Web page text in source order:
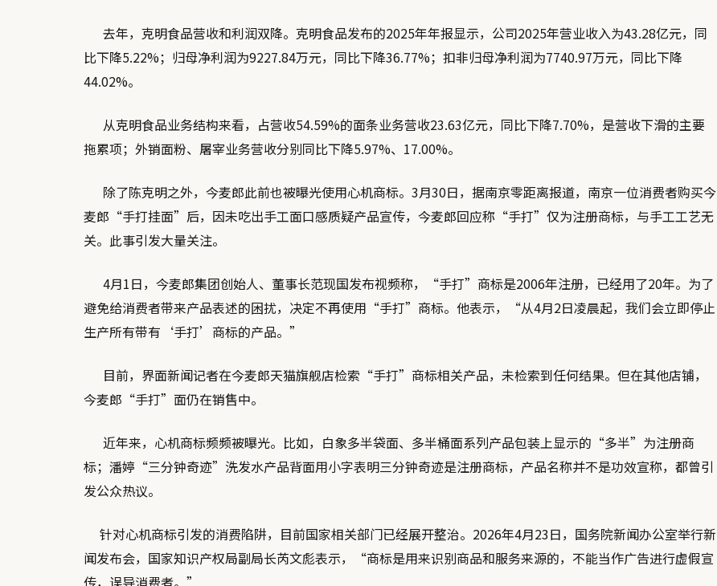
去年，克明食品营收和利润双降。克明食品发布的2025年年报显示，公司2025年营业收入为43.28亿元，同
比下降5.22%；归母净利润为9227.84万元，同比下降36.77%；扣非归母净利润为7740.97万元，同比下降
44.02%。
从克明食品业务结构来看，占营收54.59%的面条业务营收23.63亿元，同比下降7.70%，是营收下滑的主要
拖累项；外销面粉、屠宰业务营收分别同比下降5.97%、17.00%。
除了陈克明之外，今麦郎此前也被曝光使用心机商标。3月30日，据南京零距离报道，南京一位消费者购买今
麦郎“手打挂面”后，因未吃出手工面口感质疑产品宣传，今麦郎回应称“手打”仅为注册商标，与手工工艺无
关。此事引发大量关注。
4月1日，今麦郎集团创始人、董事长范现国发布视频称，“手打”商标是2006年注册，已经用了20年。为了
避免给消费者带来产品表述的困扰，决定不再使用“手打”商标。他表示，“从4月2日凌晨起，我们会立即停止
生产所有带有‘手打’商标的产品。”
目前，界面新闻记者在今麦郎天猫旗舰店检索“手打”商标相关产品，未检索到任何结果。但在其他店铺，
今麦郎“手打”面仍在销售中。
近年来，心机商标频频被曝光。比如，白象多半袋面、多半桶面系列产品包装上显示的“多半”为注册商
标；潘婷“三分钟奇迹”洗发水产品背面用小字表明三分钟奇迹是注册商标，产品名称并不是功效宣称，都曾引
发公众热议。
针对心机商标引发的消费陷阱，目前国家相关部门已经展开整治。2026年4月23日，国务院新闻办公室举行新
闻发布会，国家知识产权局副局长芮文彪表示，“商标是用来识别商品和服务来源的，不能当作广告进行虚假宣
传，误导消费者。”